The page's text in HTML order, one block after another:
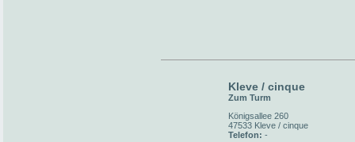
Kleve / cinque
Zum Turm
Königsallee 260
47533 Kleve / cinque
Telefon: -